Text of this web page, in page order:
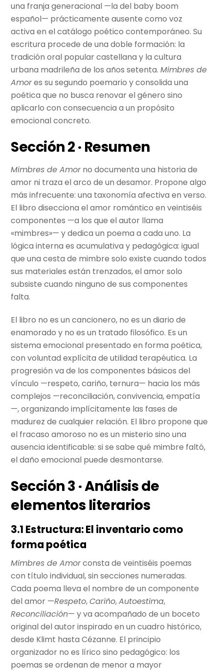
una franja generacional —la del baby boom
español— prácticamente ausente como voz
activa en el catálogo poético contemporáneo. Su
escritura procede de una doble formación: la
tradición oral popular castellana y la cultura
urbana madrileña de los años setenta.Mimbres de
Amores su segundo poemario y consolida una
poética que no busca renovar el género sino
aplicarlo con consecuencia a un propósito
emocional concreto.
Sección 2 · Resumen
Mimbres de Amorno documenta una historia de
amor ni traza el arco de un desamor. Propone algo
más infrecuente: una taxonomía afectiva en verso.
El libro disecciona el amor romántico en veintiséis
componentes —a los que el autor llama
«mimbres»— y dedica un poema a cada uno. La
lógica interna es acumulativa y pedagógica: igual
que una cesta de mimbre solo existe cuando todos
sus materiales están trenzados, el amor solo
subsiste cuando ninguno de sus componentes
falta.
El libro no es un cancionero, no es un diario de
enamorado y no es un tratado filosófico. Es un
sistema emocional presentado en forma poética,
con voluntad explícita de utilidad terapéutica. La
progresión va de los componentes básicos del
vínculo —respeto, cariño, ternura— hacia los más
complejos —reconciliación, convivencia, empatía
—, organizando implícitamente las fases de
madurez de cualquier relación. El libro propone que
el fracaso amoroso no es un misterio sino una
ausencia identificable: si se sabe qué mimbre faltó,
el daño emocional puede desmontarse.
Sección 3 · Análisis de
elementos literarios
3.1 Estructura: El inventario como
forma poética
Mimbres de Amorconsta de veintiséis poemas
con título individual, sin secciones numeradas.
Cada poema lleva el nombre de un componente
del amor —Respeto,Cariño,Autoestima,
Reconciliación— y va acompañado de un boceto
original del autor inspirado en un cuadro histórico,
desde Klimt hasta Cézanne. El principio
organizador no es lírico sino pedagógico: los
poemas se ordenan de menor a mayor